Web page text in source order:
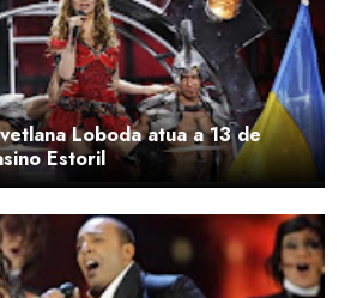
Loboda atua a 13 de
Estoril